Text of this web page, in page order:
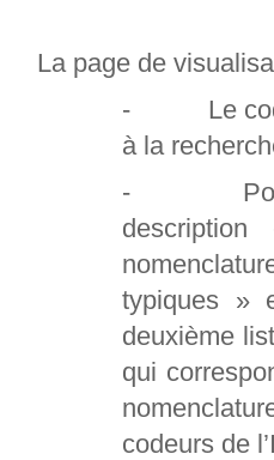
La page de
- Le code
à la
- Pour les
typiques »
deuxième
qui
codeurs de